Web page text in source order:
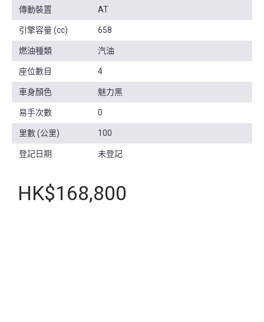
傳動裝置 AT
引擎容量 (cc) 658
燃油種類 汽油
座位數目 4
車身顏色 魅力黑
易手次數 0
里數 (公里) 100
登記日期 未登記
HK$168,800